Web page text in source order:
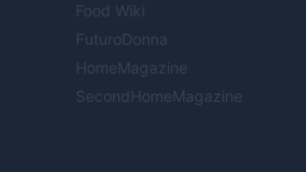
Food Wiki
FuturoDonna
HomeMagazine
SecondHomeMagazine